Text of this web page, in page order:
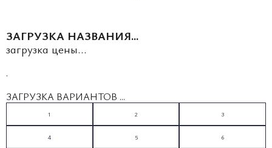
ЗАГРУЗКА НАЗВАНИЯ...
загрузка цены...
.
ЗАГРУЗКА ВАРИАНТОВ ...
1 2 3
4 5 6